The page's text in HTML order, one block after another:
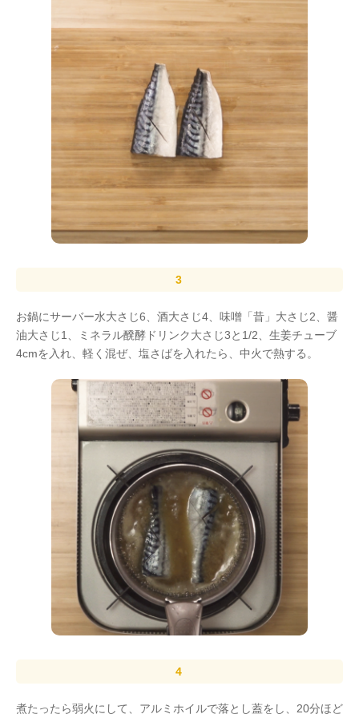
お鍋にサーバー水大さじ6、酒大さじ4、味噌「昔」大さじ2、醤
油大さじ1、ミネラル醗酵ドリンク大さじ3と1/2、生姜チューブ
4cmを入れ、軽く混ぜ、塩さばを入れたら、中火で熱する。
煮たったら弱火にして、アルミホイルで落とし蓋をし、20分ほど